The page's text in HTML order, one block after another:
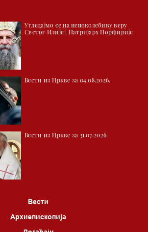
Угледајмо се на непоколебиву веру
Светог Илије | Патријарх Порфирије
Вести из Цркве за 04.08.2026.
Вести из Цркве за 31.07.2026.
Вести
Архиепископија